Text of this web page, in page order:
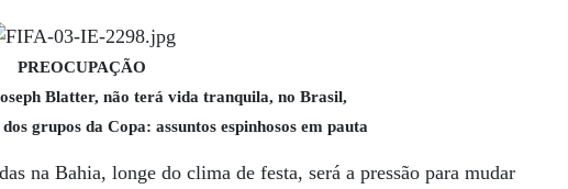
PREOCUPAÇÃO
Blatter, não terá vida tranquila, no Brasil,
grupos da Copa: assuntos espinhosos em pauta
na Bahia, longe do clima de festa, será a pressão para mudar